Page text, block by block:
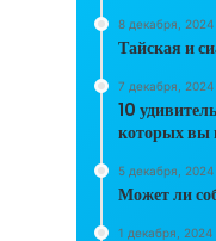
8 декабря, 2024
Тайская и
7 декабря, 2024
10
которых вы
5 декабря, 2024
Может ли
1 декабря, 2024